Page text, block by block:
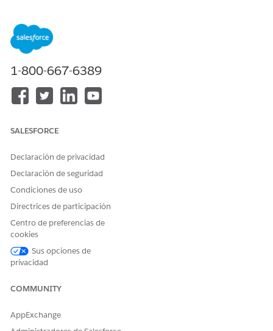
1-800-667-6389
SALESFORCE
Declaración de privacidad
Declaración de seguridad
Condiciones de uso
Directrices de participación
Centro de preferencias de
cookies
Sus opciones de
privacidad
COMMUNITY
AppExchange